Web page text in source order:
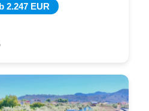
2.247 EUR